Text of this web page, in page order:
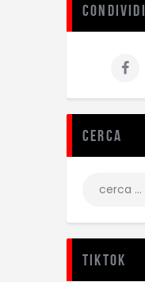
Condividi
Cerca
TikTok